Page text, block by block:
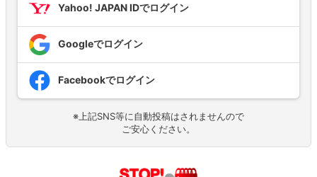
Yahoo! JAPAN IDでログイン
Googleでログイン
Facebookでログイン
※上記SNS等に自動投稿はされませんので
ご安心ください。